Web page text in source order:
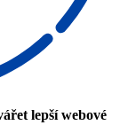
lepší webové